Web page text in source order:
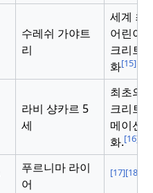
수레쉬 가야트
리
세계 최
어린이
크리트
화[15]
라비 샹카르 5
세
최초의
크리트
메이션
화.[16]
푸르니마 라이
어
[17][18]